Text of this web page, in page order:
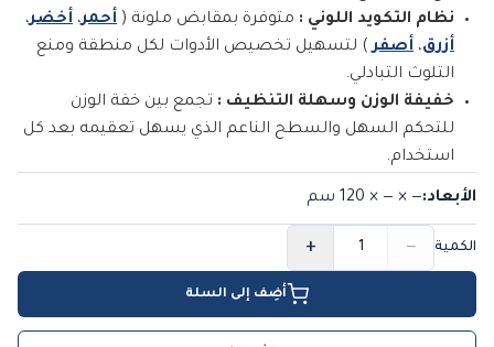
نظام التكويد اللوني : متوفرة بمقابض ملونة ( أحمر، أخضر،
أزرق، أصفر ) لتسهيل تخصيص الأدوات لكل منطقة ومنع
التلوث التبادلي.
خفيفة الوزن وسهلة التنظيف : تجمع بين خفة الوزن
للتحكم السهل والسطح الناعم الذي يسهل تعقيمه بعد كل
استخدام.
الأبعاد:
— × — × 120 سم
الكمية −
+
أضِف إلى السلة